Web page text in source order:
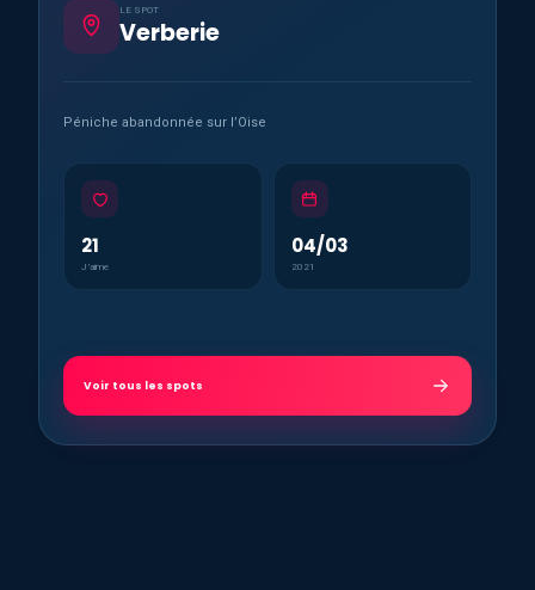
LE SPOT
Verberie
Péniche abandonnée sur l’Oise
21
J’aime
04/03
2021
Voir tous les spots